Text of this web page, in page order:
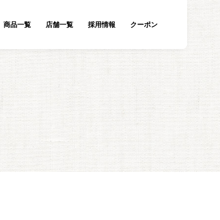
商品一覧 店舗一覧 採用情報 クーポン